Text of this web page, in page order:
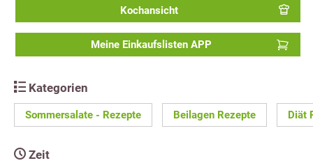
Kochansicht
Meine Einkaufslisten APP
Kategorien
Sommersalate - Rezepte Beilagen Rezepte Diät
Zeit